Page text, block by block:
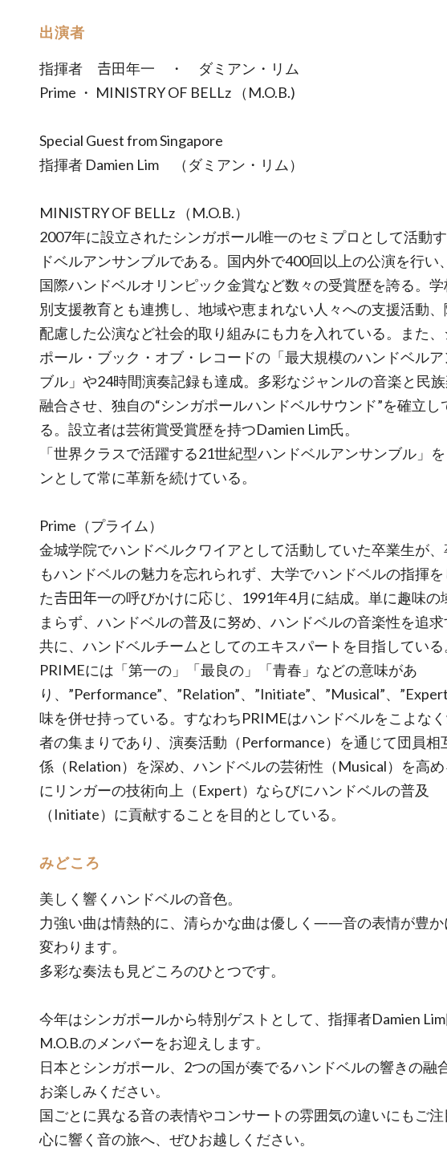
出演者
指揮者 𠮷田年一 ・ ダミアン・リム
Prime ・ MINISTRY OF BELLz （M.O.B.)
Special Guest from Singapore
指揮者 Damien Lim （ダミアン・リム）
MINISTRY OF BELLz （M.O.B.）
2007年に設立されたシンガポール唯一のセミプロとして活動
ドベルアンサンブルである。国内外で400回以上の公演を行い
国際ハンドベルオリンピック金賞など数々の受賞歴を誇る。
別支援教育とも連携し、地域や恵まれない人々への支援活動、
配慮した公演など社会的取り組みにも力を入れている。また
ポール・ブック・オブ・レコードの「最大規模のハンドベルア
ブル」や24時間演奏記録も達成。多彩なジャンルの音楽と民
融合させ、独自の“シンガポールハンドベルサウンド”を確立し
る。設立者は芸術賞受賞歴を持つDamien Lim氏。
「世界クラスで活躍する21世紀型ハンドベルアンサンブル」
ンとして常に革新を続けている。
Prime（プライム）
金城学院でハンドベルクワイアとして活動していた卒業生が、
もハンドベルの魅力を忘れられず、大学でハンドベルの指揮
た𠮷田年一の呼びかけに応じ、1991年4月に結成。単に趣味の
まらず、ハンドベルの普及に努め、ハンドベルの音楽性を追求
共に、ハンドベルチームとしてのエキスパートを目指している
PRIMEには「第一の」「最良の」「青春」などの意味があ
り、”Performance”、”Relation”、”Initiate”、”Musical”、
味を併せ持っている。すなわちPRIMEはハンドベルをこよな
者の集まりであり、演奏活動（Performance）を通じて団員相
係（Relation）を深め、ハンドベルの芸術性（Musical）を高
にリンガーの技術向上（Expert）ならびにハンドベルの普及
（Initiate）に貢献することを目的としている。
みどころ
美しく響くハンドベルの音色。
力強い曲は情熱的に、清らかな曲は優しく――音の表情が豊か
変わります。
多彩な奏法も見どころのひとつです。
今年はシンガポールから特別ゲストとして、指揮者Damien Lim
M.O.B.のメンバーをお迎えします。
日本とシンガポール、2つの国が奏でるハンドベルの響きの融
お楽しみください。
国ごとに異なる音の表情やコンサートの雰囲気の違いにもご注
心に響く音の旅へ、ぜひお越しください。